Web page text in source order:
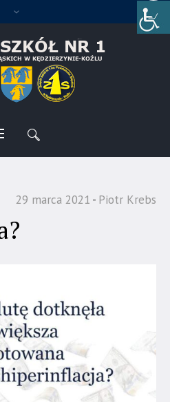
29 marca 2021 Piotr Krebs